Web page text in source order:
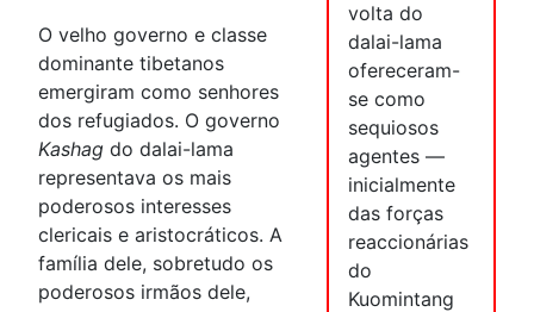
volta do
dalai-lama
ofereceram-
se como
sequiosos
agentes —
inicialmente
das forças
reaccionárias
do
Kuomintang
O velho governo e classe
dominante tibetanos
emergiram como senhores
dos refugiados. O governo
Kashag do dalai-lama
representava os mais
poderosos interesses
clericais e aristocráticos. A
família dele, sobretudo os
poderosos irmãos dele,